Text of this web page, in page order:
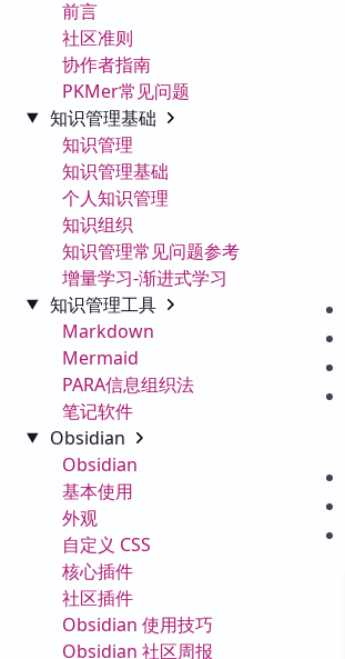
前言
社区准则
协作者指南
PKMer常见问题
知识管理基础
知识管理
知识管理基础
个人知识管理
知识组织
知识管理常见问题参考
增量学习-渐进式学习
知识管理工具
Markdown
Mermaid
PARA信息组织法
笔记软件
Obsidian
Obsidian
基本使用
外观
自定义 CSS
核心插件
社区插件
Obsidian 使用技巧
Obsidian 社区周报